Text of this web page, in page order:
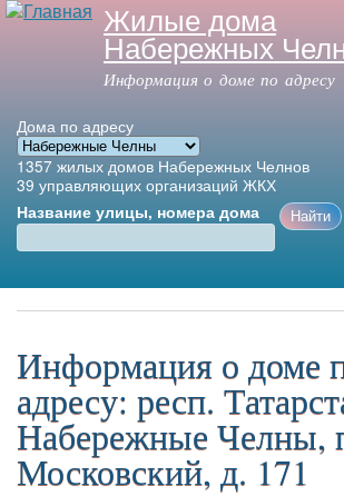
Перейти к
основному
содержанию
Жилые дома
Набережных
Информация о доме по адресу
Дома по адресу
1357 жилых домов Набережных Челнов
39 управляющих организаций ЖКХ
Название улицы, номера дома
Главное меню
Информация о доме
адресу: респ.
Набережные Челны,
Московский, д. 171